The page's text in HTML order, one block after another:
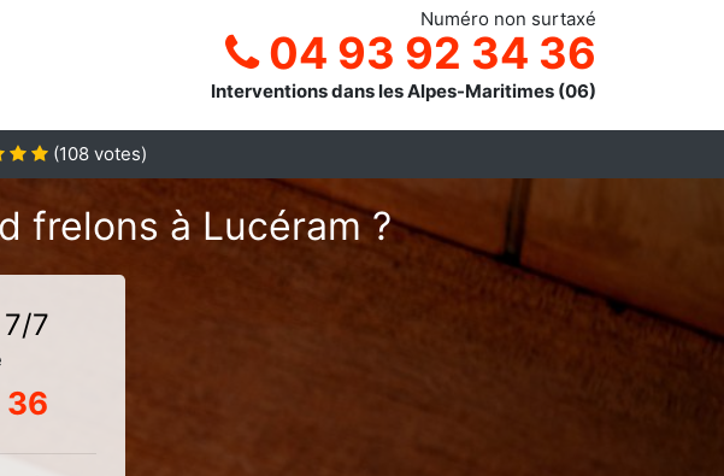
Numéro non surtaxé
04 93 92 34 36
Interventions dans les Alpes-Maritimes (06)
(108 votes)
frelons à Lucéram ?
7/7